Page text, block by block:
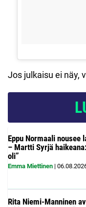
Jos julkaisu ei näy,
Eppu Normaali
– Martti Syrjä
oli”
Emma Miettinen |
Rita Niemi-Manninen